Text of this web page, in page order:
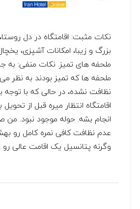
نکات مثبت: اقامتگاه در دل
بزرگ و زیبا، امکانات آشپزی،
ملحفه های تمیز. نکات منفی: به
ملحفه ها که تمیز بودند به نظر
نظافت نشده، در حالی که با
اقامتگاه انتظار میره قبل از
انجام بشه. حوله موجود نبود. من
عدم نظافت کافی نمره کامل رو
وگرنه پتانسیل یک اقامت عالی رو